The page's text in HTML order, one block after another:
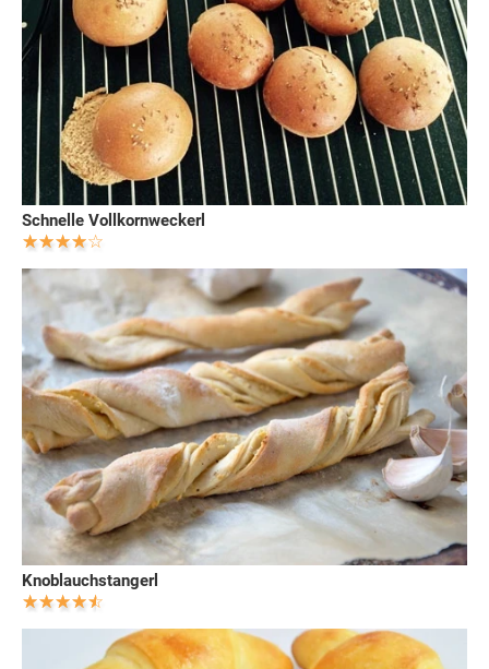
Schnelle Vollkornweckerl
Knoblauchstangerl